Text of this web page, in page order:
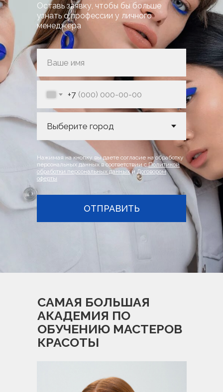
Оставь заявку, чтобы бы больше
узнать о профессии у личного
менеджера
+7
ОТПРАВИТЬ
Нажимая на кнопку вы даете согласие на обработку
персональных данных в соответствии сПолитикой
обработки персональных данныхи Договором
оферты
САМАЯ БОЛЬШАЯ
АКАДЕМИЯ ПО
ОБУЧЕНИЮ МАСТЕРОВ
КРАСОТЫ